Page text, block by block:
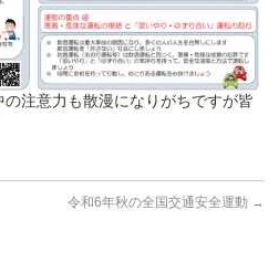
注意力も散漫になりがちですが皆
令和6年秋の全国交通安全運動 →